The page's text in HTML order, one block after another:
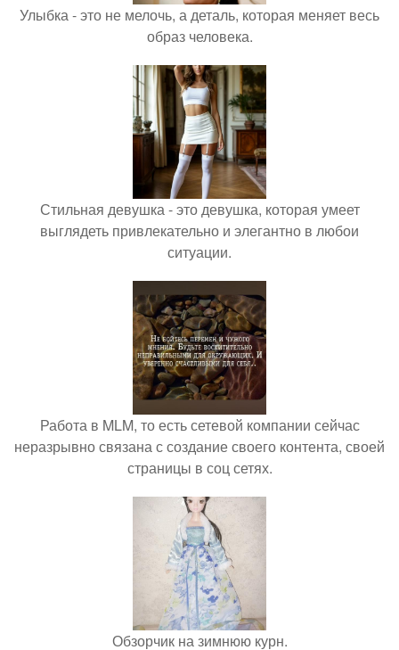
Улыбка - это не мелочь, а деталь, которая меняет весь
образ человека.
Стильная девушка - это девушка, которая умеет
выглядеть привлекательно и элегантно в любои
ситуации.
Работа в MLM, то есть сетевой компании сейчас
неразрывно связана с создание своего контента, своей
страницы в соц сетях.
Обзорчик на зимнюю курн.